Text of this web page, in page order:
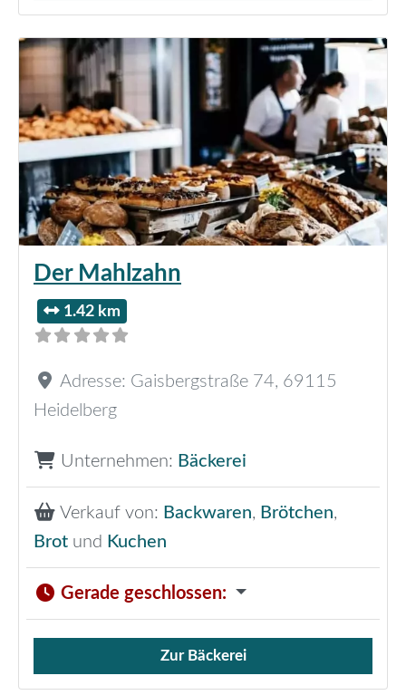
Der Mahlzahn
1.42 km
Adresse: Gaisbergstraße 74, 69115
Heidelberg
Unternehmen: Bäckerei
Verkauf von: Backwaren, Brötchen,
Brot und Kuchen
Gerade geschlossen:
Verkauf von Brötchen,
Zur Bäckerei